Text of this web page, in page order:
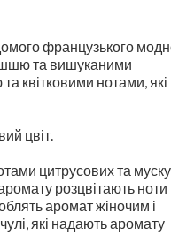
французького
та вишуканими
квітковими нотами, які
цвіт.
цитрусових та
розцвітають ноти
аромат жіночим і
які надають аромату